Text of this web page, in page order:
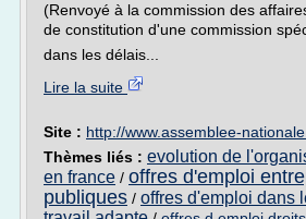
(Renvoyé à la commission des
de constitution d'une commission
dans les délais...
Lire la suite
Site : http://www.assemblee-
Thèmes liés : evolution de
en france / offres d'emploi
publiques / offres d'emploi dans